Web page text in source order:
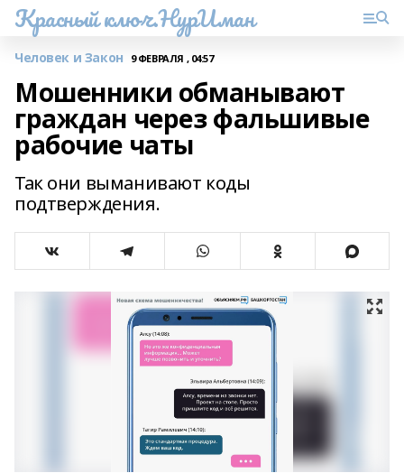
Красный ключ.НурИман
Человек и Закон 9 ФЕВРАЛЯ , 04:57
Мошенники обманывают
граждан через фальшивые
рабочие чаты
Так они выманивают коды
подтверждения.